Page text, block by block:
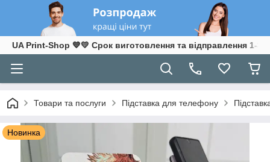
UA Print-Shop ​💙💛 Срок виготовлення та відправлення 1-3
Товари та послуги Підставка для телефону
Новинка